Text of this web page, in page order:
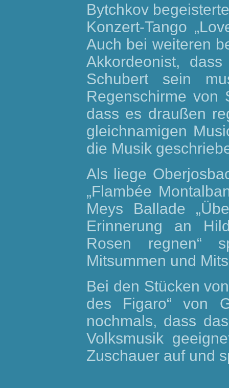
Bytchkov
Konzert-Tango
Auch bei weiteren
Akkordeonist,
Schubert sein
Regenschirme von
dass es draußen
gleichnamigen
die Musik
Als liege
„Flambée
Meys Ballade
Erinnerung an
Rosen regnen“
Mitsummen und
Bei den Stücken
des Figaro“ von
nochmals, dass
Volksmusik
Zuschauer auf und